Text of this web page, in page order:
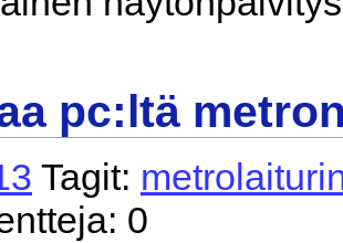
pc:ltä
Tagit:
0